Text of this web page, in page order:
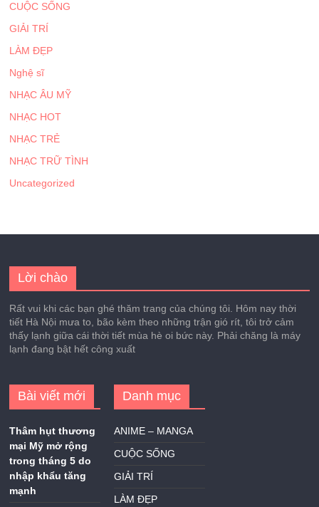
CUỘC SỐNG
GIẢI TRÍ
LÀM ĐẸP
Nghệ sĩ
NHẠC ÂU MỸ
NHẠC HOT
NHẠC TRẺ
NHẠC TRỮ TÌNH
Uncategorized
Lời chào
Rất vui khi các bạn ghé thăm trang của chúng tôi. Hôm nay thời
tiết Hà Nội mưa to, bão kèm theo những trận gió rít, tôi trở cảm
thấy lạnh giữa cái thời tiết mùa hè oi bức này. Phải chăng là máy
lạnh đang bật hết công xuất
Bài viết mới
Thâm hụt thương
mại Mỹ mở rộng
trong tháng 5 do
nhập khẩu tăng
mạnh
Danh mục
ANIME – MANGA
CUỘC SỐNG
GIẢI TRÍ
LÀM ĐẸP